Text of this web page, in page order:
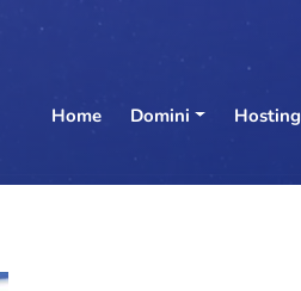
Home Domini Hosting